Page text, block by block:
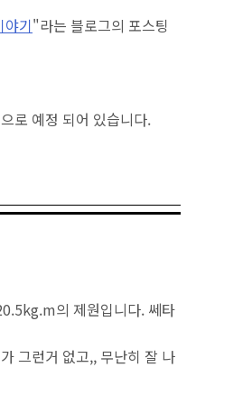
기"라는 블로그의 포스팅
로 예정 되어 있습니다.
의 제원입니다. 쎄타
그런거 없고,, 무난히 잘 나